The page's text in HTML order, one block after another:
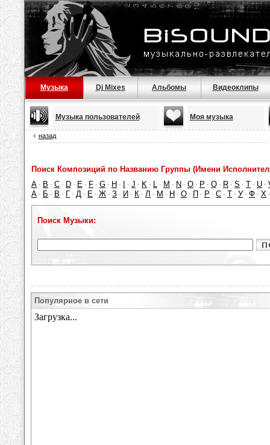
Музыка Dj Mixes Альбомы Видеоклипы
Музыка пользователей Моя музыка
назад
Поиск Композиций по Названию Группы (Имени
A · B · C · D · E · F · G · H · · J · K · L · M · N · O · P · Q · R · S · T · U ·
А · Б · В · Г · Д · Е · Ж · З · И · К · Л · М · Н · О · П · Р · С · Т · У · Ф · Х
Поиск Музыки:
Популярное в сети